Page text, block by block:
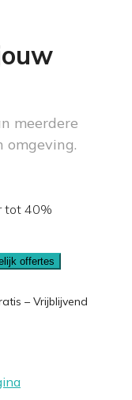
meerdere
omgeving.
tot 40%
offertes
– Vrijblijvend